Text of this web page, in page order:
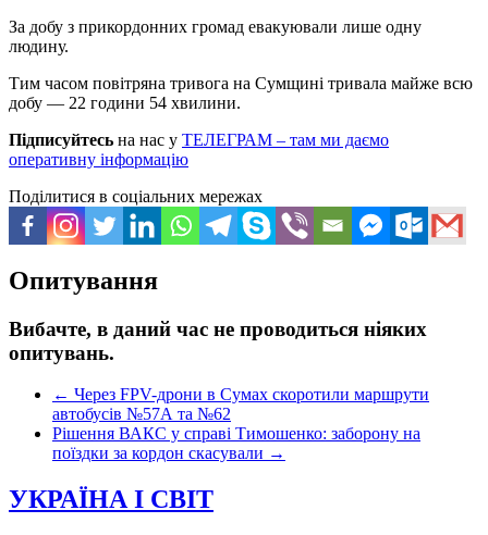
За добу з прикордонних громад евакуювали лише одну
людину.
Тим часом повітряна тривога на Сумщині тривала майже всю
добу — 22 години 54 хвилини.
Підписуйтесь на нас у ТЕЛЕГРАМ – там ми даємо
оперативну інформацію
Поділитися в соціальних мережах
Опитування
Вибачте, в даний час не проводиться ніяких
опитувань.
← Через FPV-дрони в Сумах скоротили маршрути
автобусів №57А та №62
Рішення ВАКС у справі Тимошенко: заборону на
поїздки за кордон скасували →
УКРАЇНА І СВІТ